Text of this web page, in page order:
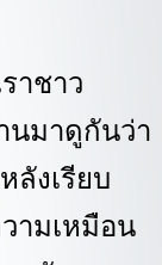
าชาว
มาดูกันว่า
หลังเรียบ
ามเหมือน